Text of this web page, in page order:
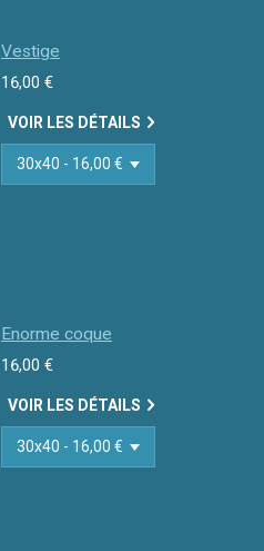
Vestige
16,00 €
VOIR LES DÉTAILS
Enorme coque
16,00 €
VOIR LES DÉTAILS